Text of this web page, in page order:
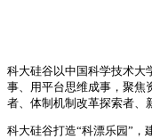
科大硅谷以中国科学技术大
事、用平台思维成事，聚焦
者、体制机制改革探索者、
科大硅谷打造“科漂乐园”，